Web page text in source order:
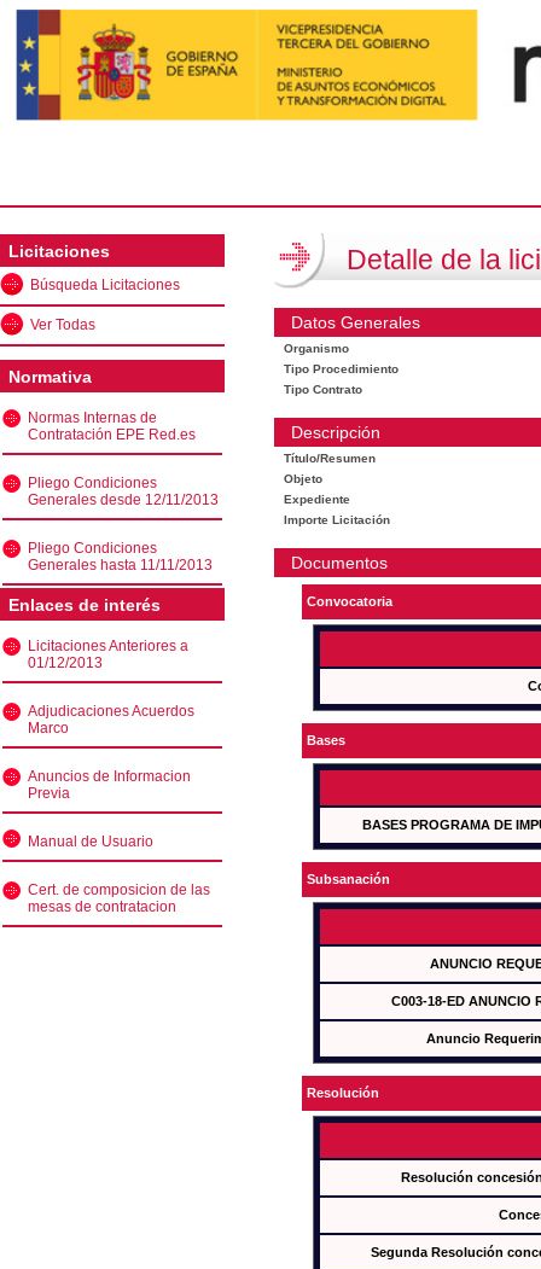
Licitaciones
Búsqueda Licitaciones
Ver Todas
Normativa
Normas Internas de
Contratación EPE Red.es
Pliego Condiciones
Generales desde 12/11/2013
Pliego Condiciones
Generales hasta 11/11/2013
Enlaces de interés
Licitaciones Anteriores a
01/12/2013
Adjudicaciones Acuerdos
Marco
Anuncios de Informacion
Previa
Manual de Usuario
Cert. de composicion de las
mesas de contratacion
Detalle de la
Datos Generales
Organismo
Tipo Procedimiento
Tipo Contrato
Descripción
Título/Resumen
Objeto
Expediente
Importe Licitación
Documentos
Convocatoria
Bases
BASES PROGRAMA DE
Subsanación
ANUNCIO
C003-18-ED ANUNCIO
Anuncio
Resolución
Resolución
Segunda Resolución